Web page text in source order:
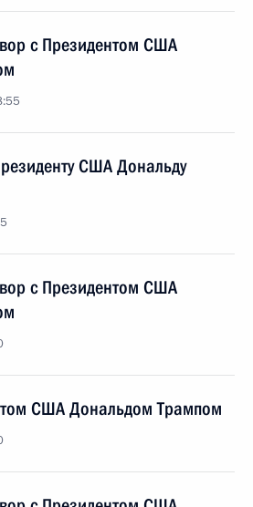
с Президентом США
США Дональду
с Президентом США
США Дональдом Трампом